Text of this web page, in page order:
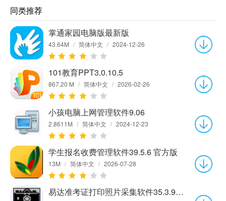
同类推荐
掌通家园电脑版最新版
43.64M / 简体中文 / 2024-12-26
101教育PPT3.0.10.5
867.20 M / 简体中文 / 2026-02-26
小孩电脑上网管理软件9.06
2.8611M / 简体中文 / 2024-12-23
学生报名收费管理软件39.5.6 官方版
13M / 简体中文 / 2026-07-28
易达准考证打印照片采集软件35.3.9 官方版